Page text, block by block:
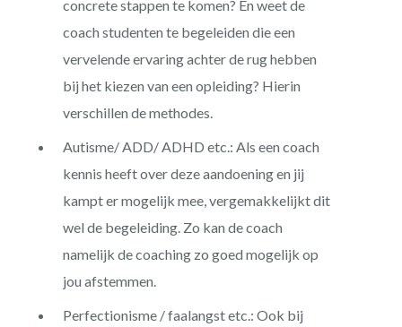
concrete stappen te komen? En weet de
coach studenten te begeleiden die een
vervelende ervaring achter de rug hebben
bij het kiezen van een opleiding? Hierin
verschillen de methodes.
Autisme/ ADD/ ADHD etc.: Als een coach
kennis heeft over deze aandoening en jij
kampt er mogelijk mee, vergemakkelijkt dit
wel de begeleiding. Zo kan de coach
namelijk de coaching zo goed mogelijk op
jou afstemmen.
Perfectionisme / faalangst etc.: Ook bij